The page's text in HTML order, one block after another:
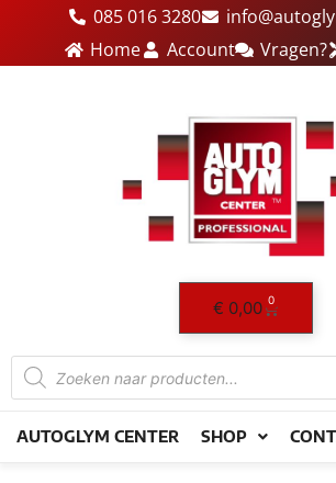
085 016 3280
Home
Account Vragen?
€ 0,00 0
Producten
zoeken
AUTOGLYM CENTER SHOP